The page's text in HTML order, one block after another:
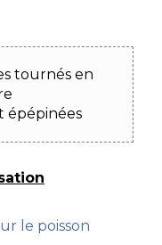
tournés en
épépinées
le poisson